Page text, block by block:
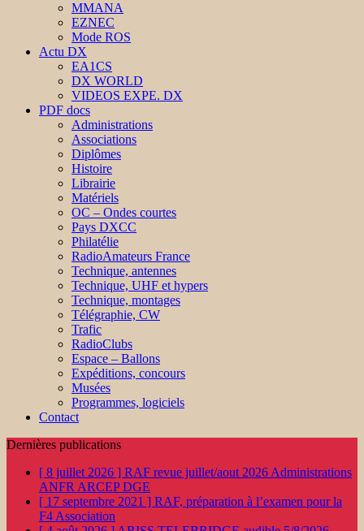
MMANA
EZNEC
Mode ROS
Actu DX
EA1CS
DX WORLD
VIDEOS EXPE. DX
PDF docs
Administrations
Associations
Diplômes
Histoire
Librairie
Matériels
OC – Ondes courtes
Pays DXCC
Philatélie
RadioAmateurs France
Technique, antennes
Technique, UHF et hypers
Technique, montages
Télégraphie, CW
Trafic
RadioClubs
Espace – Ballons
Expéditions, concours
Musées
Programmes, logiciels
Contact
Dernières publications
[ 8 juillet 2026 ] RAF revue juillet/aout 2026 Administrations
ANFR ARCEP DGE
[ 17 septembre 2021 ] RAF, préparation à l’examen pour la
F4 Association